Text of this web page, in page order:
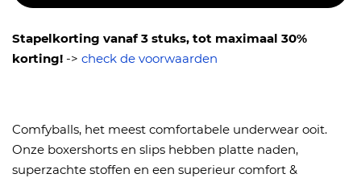
Stapelkorting vanaf 3 stuks, tot maximaal 30%
korting! -> check de voorwaarden
Comfyballs, het meest comfortabele underwear ooit.
Onze boxershorts en slips hebben platte naden,
superzachte stoffen en een superieur comfort &